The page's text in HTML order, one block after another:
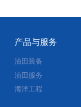
产品与服务
油田装备
油田服务
海洋工程